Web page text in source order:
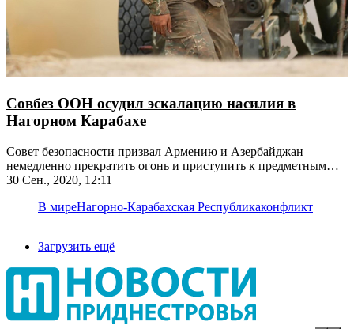
Совбез ООН осудил эскалацию насилия в
Нагорном Карабахе
Совет безопасности призвал Армению и Азербайджан
немедленно прекратить огонь и приступить к предметным
переговорам
30 Сен., 2020, 12:11
В миреНагорно-Карабахская Республикаконфликт
Загрузить ещё